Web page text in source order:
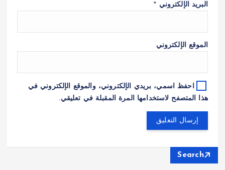
البريد الإلكتروني *
الموقع الإلكتروني
احفظ اسمي، بريدي الإلكتروني، والموقع الإلكتروني في
هذا المتصفح لاستخدامها المرة المقبلة في تعليقي.
Search